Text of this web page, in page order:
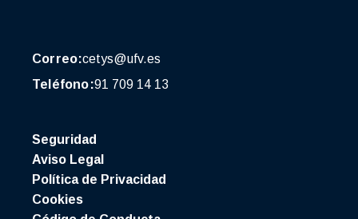
Correo:cetys@ufv.es
Teléfono:91 709 14 13
Seguridad
Aviso Legal
Política de Privacidad
Cookies